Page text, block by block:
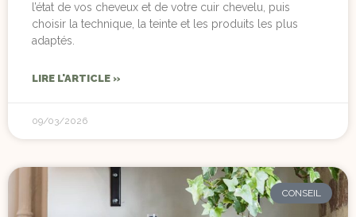
l’état de vos cheveux et de votre cuir chevelu, puis
choisir la technique, la teinte et les produits les plus
adaptés.
LIRE L'ARTICLE »
09/03/2026
CONSEIL